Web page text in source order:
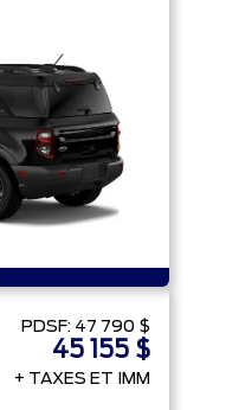
PDSF: 47 790 $
45 155 $
+ TAXES ET IMM